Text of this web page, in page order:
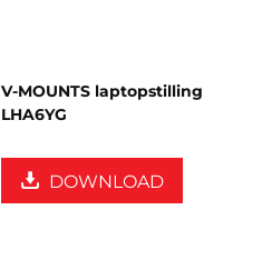
V-MOUNTS laptopstilling
LHA6YG
DOWNLOAD